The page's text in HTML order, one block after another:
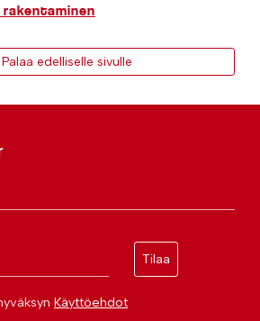
edelliselle sivulle
Tilaa
Käyttöehdot